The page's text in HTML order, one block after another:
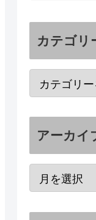
カテゴリ
アーカイ